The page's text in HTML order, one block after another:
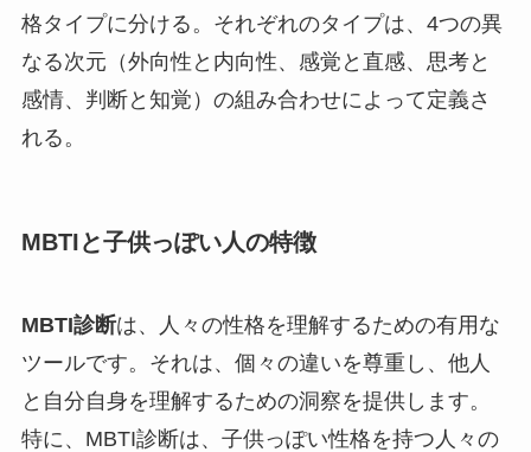
格タイプに分ける。それぞれのタイプは、4つの異
なる次元（外向性と内向性、感覚と直感、思考と
感情、判断と知覚）の組み合わせによって定義さ
れる。
MBTIと子供っぽい人の特徴
MBTI診断は、人々の性格を理解するための有用な
ツールです。それは、個々の違いを尊重し、他人
と自分自身を理解するための洞察を提供します。
特に、MBTI診断は、子供っぽい性格を持つ人々の